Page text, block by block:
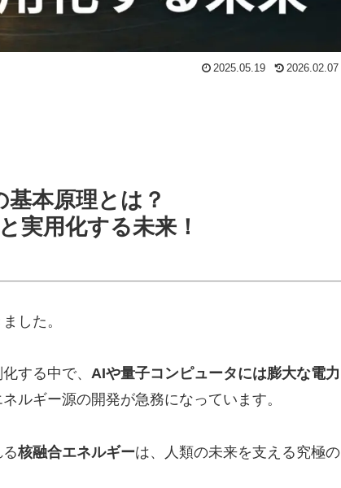
2025.05.19 2026.02.07
基本原理とは？
実用化する未来！
した。
する中で、 AIや量子コンピュータには膨大な電力
ルギー源の開発が急務になっています。
る核融合エネルギーは、人類の未来を支える究極の